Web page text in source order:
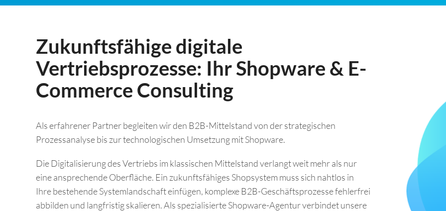
Zukunftsfähige digitale
Vertriebsprozesse: Ihr Shopware & E-
Commerce Consulting
Als erfahrener Partner begleiten wir den B2B-Mittelstand von der strategischen
Prozessanalyse bis zur technologischen Umsetzung mit Shopware.
Die Digitalisierung des Vertriebs im klassischen Mittelstand verlangt weit mehr als nur
eine ansprechende Oberfläche. Ein zukunftsfähiges Shopsystem muss sich nahtlos in
Ihre bestehende Systemlandschaft einfügen, komplexe B2B-Geschäftsprozesse fehlerfrei
abbilden und langfristig skalieren. Als spezialisierte Shopware-Agentur verbindet unsere